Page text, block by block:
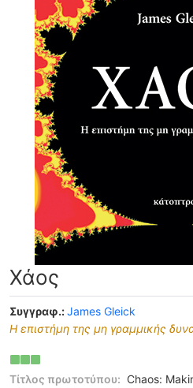
Χάος
Συγγραφ.:James Gleick
Η επιστήμη της μη γραμμικής
Τίτλος πρωτοτύπου: Chaos: